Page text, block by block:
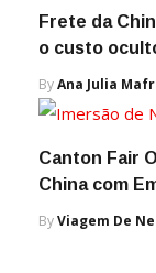
Frete da
o custo
ByAna Julia
Canton Fair
China com
ByViagem De